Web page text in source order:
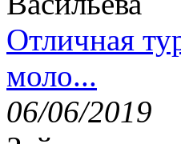
Отличная
моло...
06/06/2019